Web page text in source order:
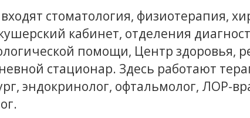
стоматология, физиотерапия,
кабинет, отделения
помощи, Центр здоровья,
стационар. Здесь работают
эндокринолог, офтальмолог, ЛОР-